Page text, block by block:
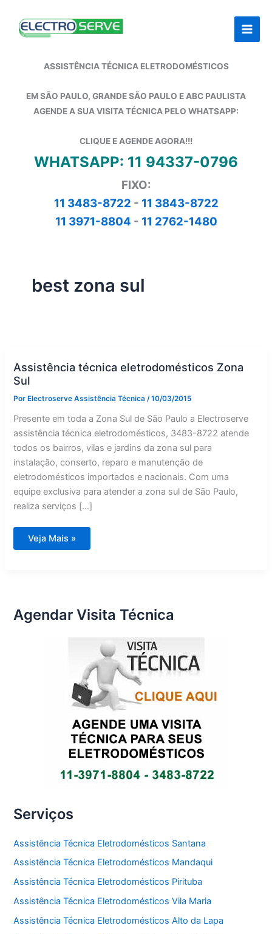
ASSISTÊNCIA TÉCNICA ELETRODOMÉSTICOS
EM SÃO PAULO, GRANDE SÃO PAULO E ABC PAULISTA
AGENDE A SUA VISITA TÉCNICA PELO WHATSAPP:
CLIQUE E AGENDE AGORA!!!
WHATSAPP: 11 94337-0796
FIXO:
11 3483-8722 - 11 3843-8722
11 3971-8804 - 11 2762-1480
best zona sul
Assistência técnica eletrodomésticos Zona
Sul
Por Electroserve Assistência Técnica/10/03/2015
Presente em toda a Zona Sul de São Paulo a Electroserve
assistência técnica eletrodomésticos, 3483-8722 atende
todos os bairros, vilas e jardins da zona sul para
instalação, conserto, reparo e manutenção de
eletrodomésticos importados e nacionais. Com uma
equipe exclusiva para atender a zona sul de São Paulo,
realiza serviços […]
Assistência
técnica
Veja Mais »
Agendar Visita Técnica
Serviços
Assistência Técnica Eletrodomésticos Santana
Assistência Técnica Eletrodomésticos Mandaqui
Assistência Técnica Eletrodomésticos Pirituba
Assistência Técnica Eletrodomésticos Vila Maria
Assistência Técnica Eletrodomésticos Alto da Lapa